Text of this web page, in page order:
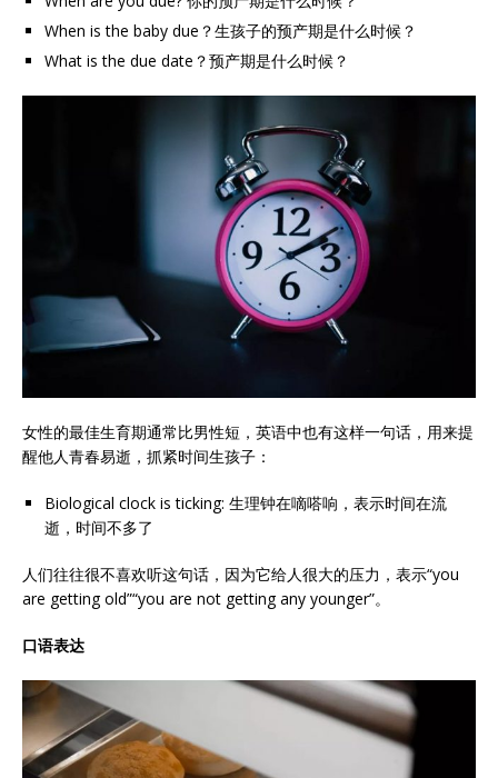
When is the baby due？生孩子的预产期是什么时候？
What is the due date？预产期是什么时候？
女性的最佳生育期通常比男性短，英语中也有这样一句话，用来提
醒他人青春易逝，抓紧时间生孩子：
Biological clock is ticking: 生理钟在嘀嗒响，表示时间在流
逝，时间不多了
人们往往很不喜欢听这句话，因为它给人很大的压力，表示“you
are getting old”“you are not getting any younger”。
口语表达